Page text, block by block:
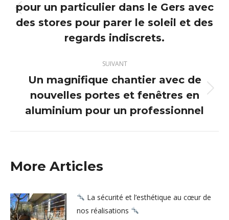
Article
précédent
:
pour un particulier dans le Gers avec
des stores pour parer le soleil et des
regards indiscrets.
SUIVANT
Article
suivant
Un magnifique chantier avec de
nouvelles portes et fenêtres en
aluminium pour un professionnel
More Articles
La sécurité et l’esthétique au cœur de
nos réalisations